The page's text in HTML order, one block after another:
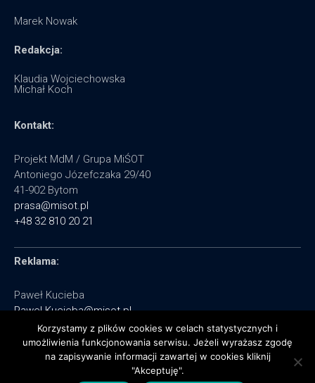
Marek Nowak
Redakcja:
Klaudia Wojciechowska
Michał Koch
Kontakt:
Projekt MdM / Grupa MiŚOT
Antoniego Józefczaka 29/40
41-902 Bytom
prasa@misot.pl
+48 32 810 20 21
Reklama:
Paweł Kucieba
Pawel.Kucieba@misot.pl
+48 602 495 064
Korzystamy z plików cookies w celach statystycznych i
umożliwienia funkcjonowania serwisu. Jeżeli wyrażasz zgodę
na zapisywanie informacji zawartej w cookies kliknij
"Akceptuję".